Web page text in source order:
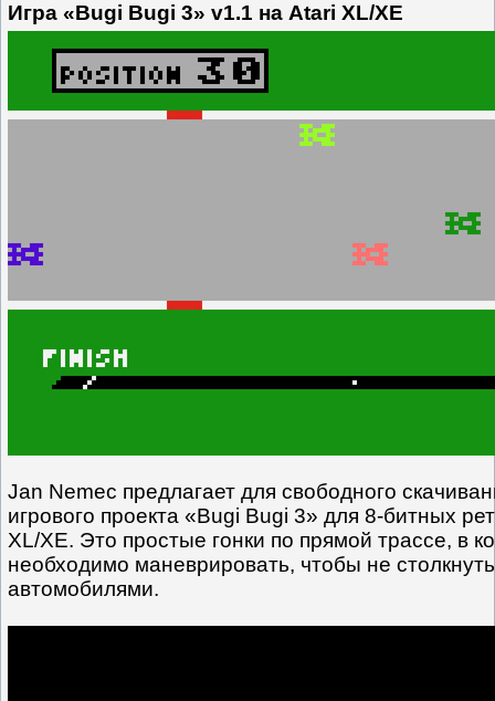
Игра «Bugi Bugi 3» v1.1 на Atari XL/XE
Jan Nemec предлагает для свободного
игрового проекта «Bugi Bugi 3» для 8-битных
XL/XE. Это простые гонки по прямой трассе, в
необходимо маневрировать, чтобы не
автомобилями.